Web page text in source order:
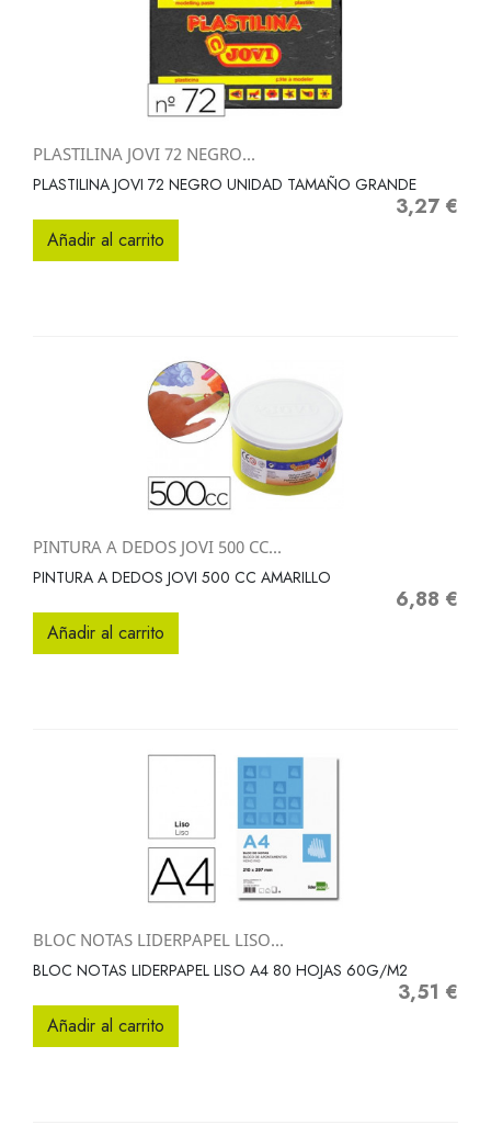
PLASTILINA JOVI 72 NEGRO...
PLASTILINA JOVI 72 NEGRO UNIDAD TAMAÑO GRANDE
Precio
3,27 €
Añadir al carrito
PINTURA A DEDOS JOVI 500 CC...
PINTURA A DEDOS JOVI 500 CC AMARILLO
Precio
6,88 €
Añadir al carrito
BLOC NOTAS LIDERPAPEL LISO...
BLOC NOTAS LIDERPAPEL LISO A4 80 HOJAS 60G/M2
Precio
3,51 €
Añadir al carrito